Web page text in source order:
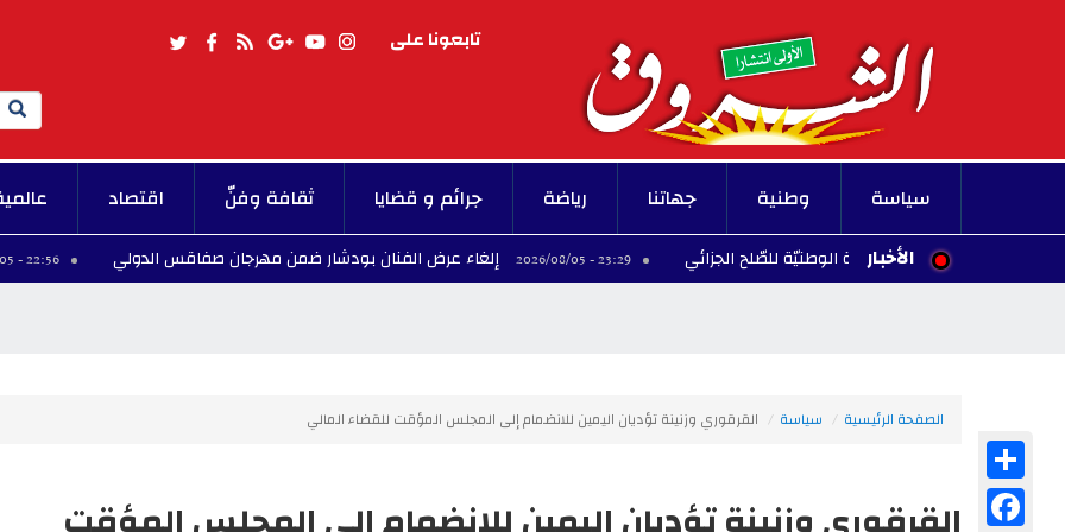
تابعونا على
Search
سياسة وطنية جهاتنا رياضة جرائم و قضايا ثقافة وفنّ اقتصاد
الأخبار
رئيس اللّجنة الوطنيّة للصّلح الجزائي 23:29 - 2026/08/05 إلغاء عرض الفنان بودشار ضمن مهرجان صفاقس الدولي 22:56 - 2026/08/05
الصفحة الرئيسية سياسة القرقوري وزنينة تؤديان اليمين للانضمام إلى المجلس المؤقت للقضاء المالي
Facebook